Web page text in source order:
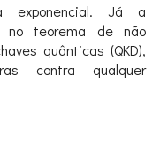
exponencial. Já a
no teorema de não
quânticas (QKD),
contra qualquer